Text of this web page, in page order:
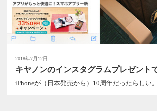
2018年7月12日
キヤノンのインスタグラムプレゼント
iPhoneが（日本発売から）10周年だったらしい。